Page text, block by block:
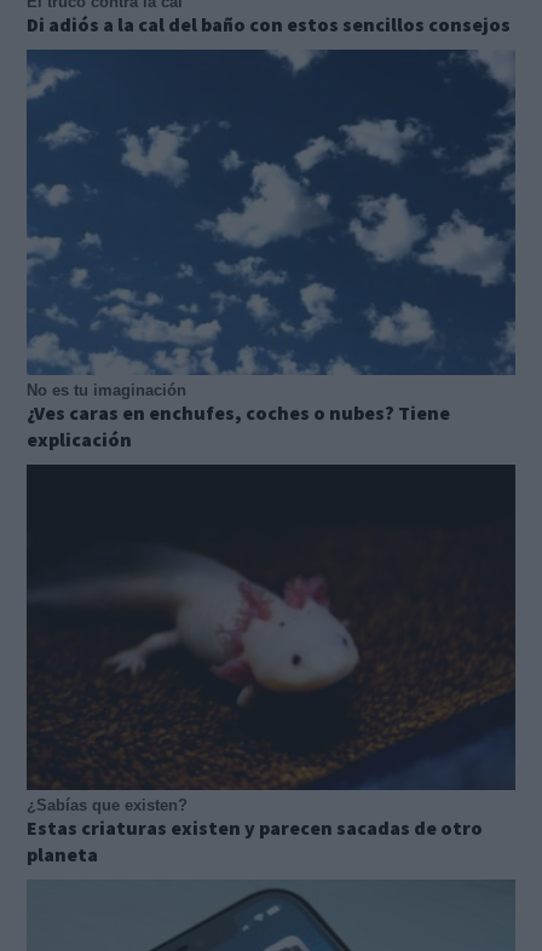
Di adiós a la cal del baño con estos sencillos consejos
No es tu imaginación
¿Ves caras en enchufes, coches o nubes? Tiene
explicación
¿Sabías que existen?
Estas criaturas existen y parecen sacadas de otro
planeta